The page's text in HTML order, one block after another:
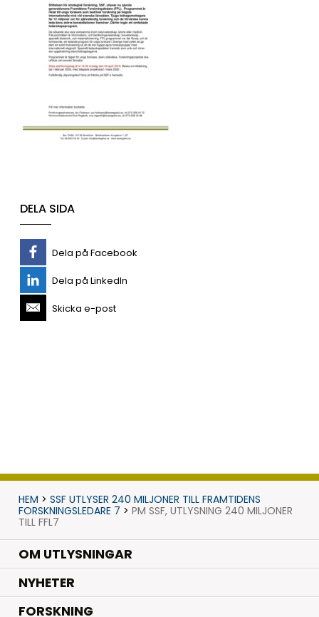
DELA SIDA
Dela på Facebook
Dela på LinkedIn
Skicka e-post
HEM > SSF UTLYSER 240 MILJONER TILL FRAMTIDENS
FORSKNINGSLEDARE 7 > PM SSF, UTLYSNING 240 MILJONER
TILL FFL7
OM UTLYSNINGAR
NYHETER.
FORSKNING.